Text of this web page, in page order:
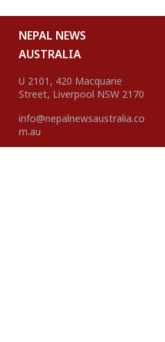
NEPAL NEWS
AUSTRALIA
U 2101, 420 Macquarie
Street, Liverpool NSW 2170
info@nepalnewsaustralia.co
m.au